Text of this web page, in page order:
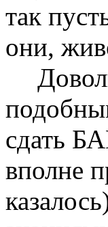
так
они,
сдать
вполне